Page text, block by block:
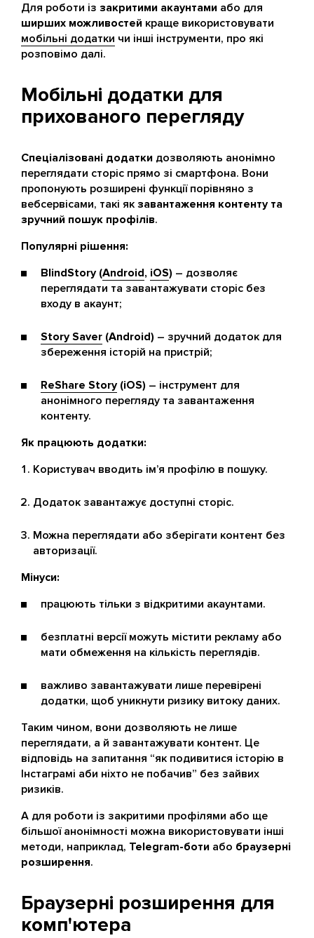
Для роботи із закритими акаунтами або для
ширших можливостей краще використовувати
мобільні додатки чи інші інструменти, про які
розповімо далі.
Мобільні додатки для
прихованого перегляду
Спеціалізовані додатки дозволяють анонімно
переглядати сторіс прямо зі смартфона. Вони
пропонують розширені функції порівняно з
вебсервісами, такі як завантаження контенту та
зручний пошук профілів.
Популярні рішення:
BlindStory (Android, iOS) – дозволяє
переглядати та завантажувати сторіс без
входу в акаунт;
Story Saver (Android) – зручний додаток для
збереження історій на пристрій;
ReShare Story (iOS) – інструмент для
анонімного перегляду та завантаження
контенту.
Як працюють додатки:
Користувач вводить ім’я профілю в пошуку.
Додаток завантажує доступні сторіс.
Можна переглядати або зберігати контент без
авторизації.
Мінуси:
працюють тільки з відкритими акаунтами.
безплатні версії можуть містити рекламу або
мати обмеження на кількість переглядів.
важливо завантажувати лише перевірені
додатки, щоб уникнути ризику витоку даних.
Таким чином, вони дозволяють не лише
переглядати, а й завантажувати контент. Це
відповідь на запитання “як подивитися історію в
Інстаграмі аби ніхто не побачив” без зайвих
ризиків.
А для роботи із закритими профілями або ще
більшої анонімності можна використовувати інші
методи, наприклад, Telegram-боти або браузерні
розширення.
Браузерні розширення для
комп'ютера